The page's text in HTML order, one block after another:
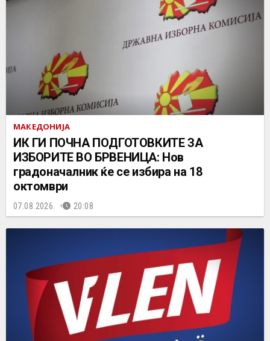
МАКЕДОНИЈА
ИК ГИ ПОЧНА ПОДГОТОВКИТЕ ЗА
ИЗБОРИТЕ ВО БРВЕНИЦА: Нов
градоначалник ќе се избира на 18
октомври
07.08.2026. 20:08